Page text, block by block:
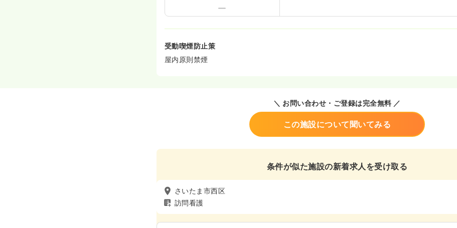
受動喫煙防止策
屋内原則禁煙
＼ お問い合わせ・ご登録は完全無料 ／
この施設について聞いてみる
条件が似た施設の新着求人を受け取る
さいたま市西区
訪問看護